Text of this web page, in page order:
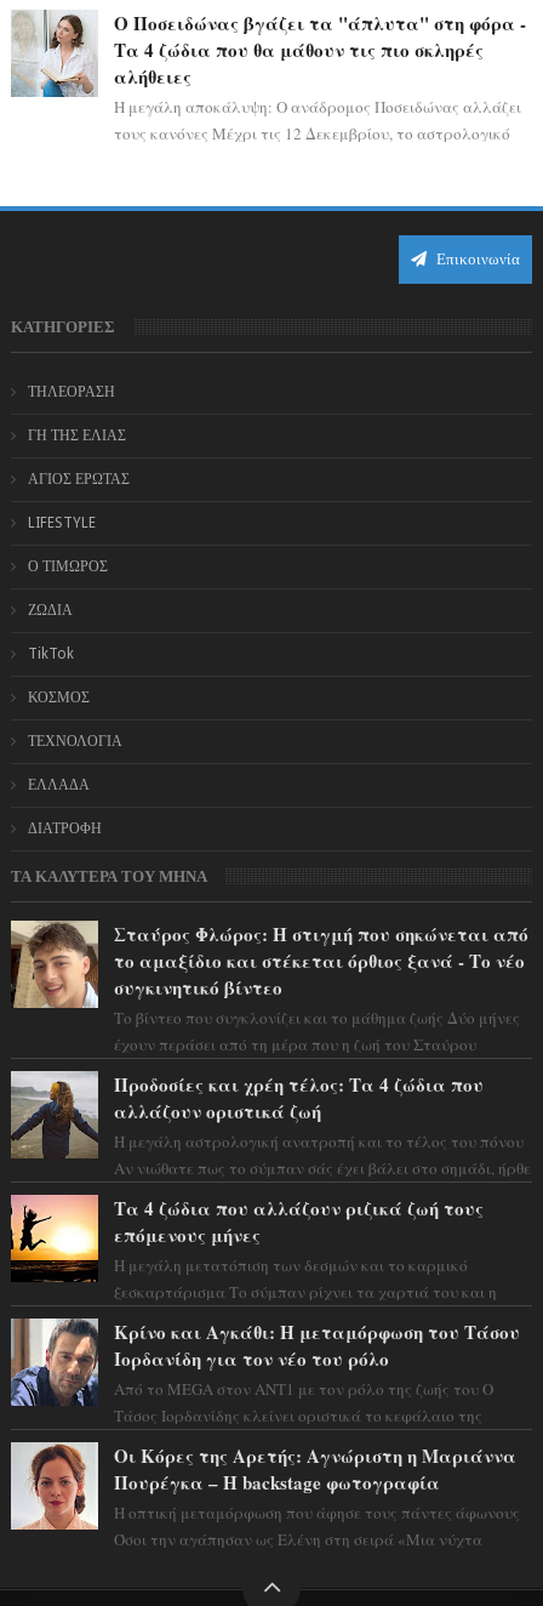
Ο Ποσειδώνας βγάζει τα "άπλυτα" στη φόρα -
Τα 4 ζώδια που θα μάθουν τις πιο σκληρές
αλήθειες
Η μεγάλη αποκάλυψη: Ο ανάδρομος Ποσειδώνας αλλάζει
τους κανόνες Μέχρι τις 12 Δεκεμβρίου, το αστρολογικό
Επικοινωνία
ΚΑΤΗΓΟΡΙΕΣ
ΤΗΛΕΟΡΑΣΗ
ΓΗ ΤΗΣ ΕΛΙΑΣ
ΑΓΙΟΣ ΕΡΩΤΑΣ
LIFESTYLE
Ο ΤΙΜΩΡΟΣ
ΖΩΔΙΑ
TikTok
ΚΟΣΜΟΣ
ΤΕΧΝΟΛΟΓΙΑ
ΕΛΛΑΔΑ
ΔΙΑΤΡΟΦΗ
ΤΑ ΚΑΛΥΤΕΡΑ ΤΟΥ ΜΗΝΑ
Σταύρος Φλώρος: Η στιγμή που σηκώνεται από
το αμαξίδιο και στέκεται όρθιος ξανά - Το νέο
συγκινητικό βίντεο
Το βίντεο που συγκλονίζει και το μάθημα ζωής Δύο μήνες
έχουν περάσει από τη μέρα που η ζωή του Σταύρου
Προδοσίες και χρέη τέλος: Τα 4 ζώδια που
αλλάζουν οριστικά ζωή
Η μεγάλη αστρολογική ανατροπή και το τέλος του πόνου
Αν νιώθατε πως το σύμπαν σάς έχει βάλει στο σημάδι, ήρθε
Τα 4 ζώδια που αλλάζουν ριζικά ζωή τους
επόμενους μήνες
Η μεγάλη μετατόπιση των δεσμών και το καρμικό
ξεσκαρτάρισμα Το σύμπαν ρίχνει τα χαρτιά του και η
Κρίνο και Αγκάθι: Η μεταμόρφωση του Τάσου
Ιορδανίδη για τον νέο του ρόλο
Από το MEGA στον ΑΝΤ1 με τον ρόλο της ζωής του Ο
Τάσος Ιορδανίδης κλείνει οριστικά το κεφάλαιο της
Οι Κόρες της Αρετής: Αγνώριστη η Μαριάννα
Πουρέγκα – H backstage φωτογραφία
Η οπτική μεταμόρφωση που άφησε τους πάντες άφωνους
Όσοι την αγάπησαν ως Ελένη στη σειρά «Μια νύχτα